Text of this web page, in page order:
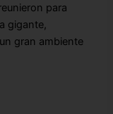
para
gigante,
gran ambiente